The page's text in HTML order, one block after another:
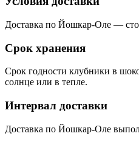
Доставка по Йошкар-Оле —
Срок хранения
Срок годности клубники в
солнце или в тепле.
Интервал доставки
Доставка по Йошкар-Оле